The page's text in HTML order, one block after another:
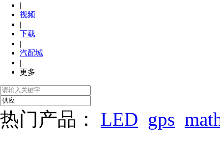
|
视频
|
下载
|
汽配城
|
更多
热门产品： LED gps